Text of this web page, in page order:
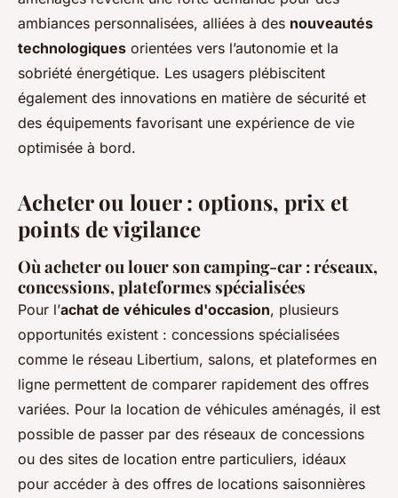
ambiances personnalisées, alliées à des nouveautés
technologiques orientées vers l’autonomie et la
sobriété énergétique. Les usagers plébiscitent
également des innovations en matière de sécurité et
des équipements favorisant une expérience de vie
optimisée à bord.
Acheter ou louer : options, prix et
points de vigilance
Où acheter ou louer son camping-car : réseaux,
concessions, plateformes spécialisées
Pour l’achat de véhicules d'occasion, plusieurs
opportunités existent : concessions spécialisées
comme le réseau Libertium, salons, et plateformes en
ligne permettent de comparer rapidement des offres
variées. Pour la location de véhicules aménagés, il est
possible de passer par des réseaux de concessions
ou des sites de location entre particuliers, idéaux
pour accéder à des offres de locations saisonnières